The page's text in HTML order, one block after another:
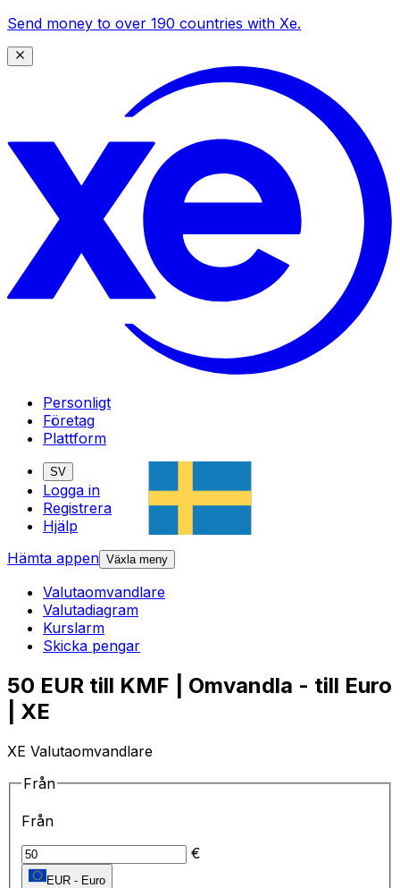
Send money to over 190 countries with Xe.
Personligt
Företag
Plattform
SV
Logga in
Registrera
Hjälp
Hämta appen Växla meny
Valutaomvandlare
Valutadiagram
Kurslarm
Skicka pengar
50 EUR till KMF | Omvandla - till Euro
| XE
XE Valutaomvandlare
Från
Från
€
EUR - Euro